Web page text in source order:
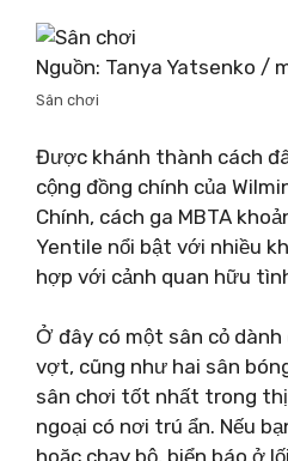
Nguồn: Tanya Yatsenko /
Sân chơi
Được khánh thành cách
cộng đồng chính của
Chính, cách ga MBTA
Yentile nổi bật với nhiều
hợp với cảnh quan hữu
Ở đây có một sân cỏ
vợt, cũng như hai sân
sân chơi tốt nhất trong
ngoại có nơi trú ẩn. Nếu
hoặc chạy bộ, biển báo ở